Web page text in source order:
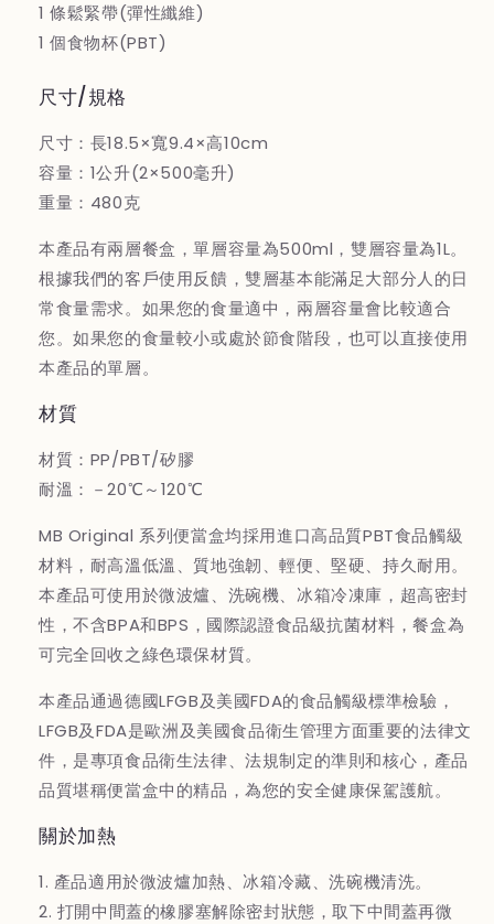
量
を
ら
量
1 條鬆緊帶(彈性纖維)
1 個食物杯(PBT)
尺寸/規格
尺寸：長18.5×寬9.4×高10cm
容量：1公升(2×500毫升)
重量：480克
本產品有兩層餐盒，單層容量為500ml，雙層容量為1L。
根據我們的客戶使用反饋，雙層基本能滿足大部分人的日
常食量需求。如果您的食量適中，兩層容量會比較適合
您。如果您的食量較小或處於節食階段，也可以直接使用
本產品的單層。
材質
材質：PP/PBT/矽膠
耐溫：－20℃～120℃
MB Original 系列便當盒均採用進口高品質PBT食品觸級
材料，耐高溫低溫、質地強韌、輕便、堅硬、持久耐用。
本產品可使用於微波爐、洗碗機、冰箱冷凍庫，超高密封
性，不含BPA和BPS，國際認證食品級抗菌材料，餐盒為
可完全回收之綠色環保材質。
本產品通過德國LFGB及美國FDA的食品觸級標準檢驗，
LFGB及FDA是歐洲及美國食品衛生管理方面重要的法律文
件，是專項食品衛生法律、法規制定的準則和核心，產品
品質堪稱便當盒中的精品，為您的安全健康保駕護航。
關於加熱
1. 產品適用於微波爐加熱、冰箱冷藏、洗碗機清洗。
2. 打開中間蓋的橡膠塞解除密封狀態，取下中間蓋再微